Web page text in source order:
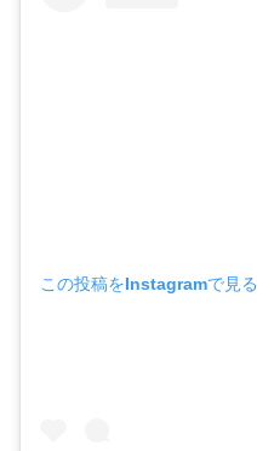
この投稿をInstagramで見る